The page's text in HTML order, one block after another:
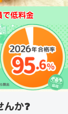
で低料金
か❓